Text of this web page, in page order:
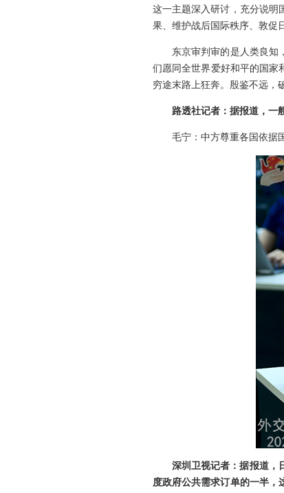
这一主题深入研讨，充分说明
果、维护战后国际秩序、敦促
东京审判审的是人类良知
们愿同全世界爱好和平的国家
穷途末路上狂奔。殷鉴不远，
路透社记者：据报道，一
毛宁：中方尊重各国依据
深圳卫视记者：据报道，
度政府公共需求订单的一半，